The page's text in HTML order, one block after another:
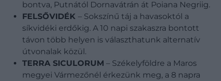
bontva, Putnától Dornavátrán át Poiana Negriig.
FELSŐVIDÉK – Sokszínű táj a havasoktól a
síkvidéki erdőkig. A 10 napi szakaszra bontott
távon több helyen is választhatunk alternatív
útvonalak közül.
TERRA SICULORUM – Székelyföldre a Maros
megyei Vármezőnél érkezünk meg, a 8 napra